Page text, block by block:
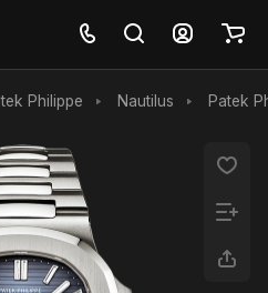
Philippe Nautilus Patek